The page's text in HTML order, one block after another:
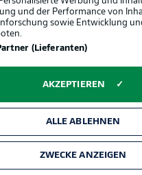
Schiele
viel mit zweiten Bällen und
Einsatz und
und der Performance von
sowie Entwicklung
(Lieferanten)
AKZEPTIEREN
ALLE ABLEHNEN
ZWECKE ANZEIGEN